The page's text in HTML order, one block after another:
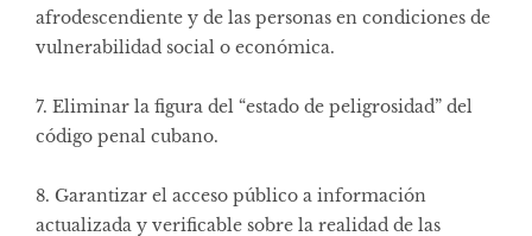
afrodescendiente y de las personas en condiciones de
vulnerabilidad social o económica.
7. Eliminar la figura del “estado de peligrosidad” del
código penal cubano.
8. Garantizar el acceso público a información
actualizada y verificable sobre la realidad de las